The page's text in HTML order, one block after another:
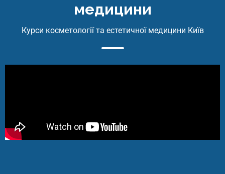
медицини
Курси косметології та естетичної медицини Київ